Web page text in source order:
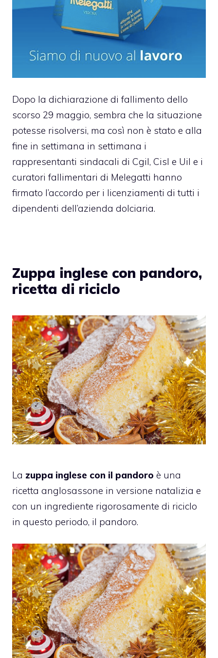
Dopo la dichiarazione di fallimento dello
scorso 29 maggio, sembra che la situazione
potesse risolversi, ma così non è stato e alla
fine in settimana in settimana i
rappresentanti sindacali di Cgil, Cisl e Uil e i
curatori fallimentari di Melegatti hanno
firmato l’accordo per i licenziamenti di tutti i
dipendenti dell’azienda dolciaria.
Zuppa inglese con pandoro,
ricetta di riciclo
La zuppa inglese con il pandoro è una
ricetta anglosassone in versione natalizia e
con un ingrediente rigorosamente di riciclo
in questo periodo, il pandoro.